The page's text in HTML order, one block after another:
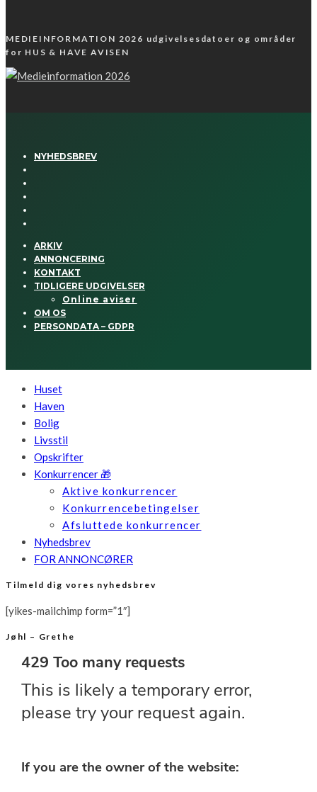
MEDIEINFORMATION 2026 udgivelsesdatoer og områder
for HUS & HAVE AVISEN
NYHEDSBREV
ARKIV
ANNONCERING
KONTAKT
TIDLIGERE UDGIVELSER
Online aviser
OM OS
PERSONDATA – GDPR
Huset
Haven
Bolig
Livsstil
Opskrifter
Konkurrencer 🎁
Aktive konkurrencer
Konkurrencebetingelser
Afsluttede konkurrencer
Nyhedsbrev
FOR ANNONCØRER
Tilmeld dig vores nyhedsbrev
[yikes-mailchimp form=”1″]
Jøhl – Grethe